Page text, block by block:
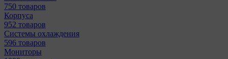
750 товаров
Корпуса
952 товаров
Системы охлаждения
596 товаров
Мониторы